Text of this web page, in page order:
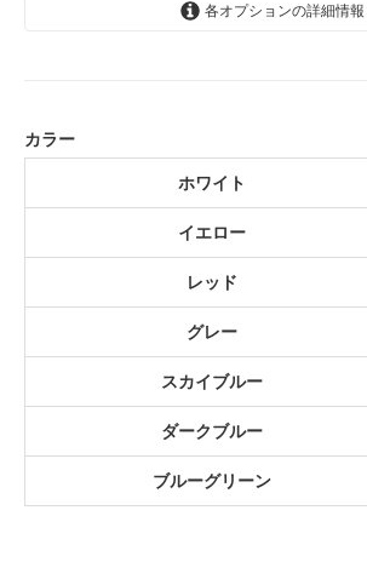
各オプションの詳細情報
ダークブルー
カラー
ホワイト
イエロー
レッド
グレー
スカイブルー
ダークブルー
ブルーグリーン